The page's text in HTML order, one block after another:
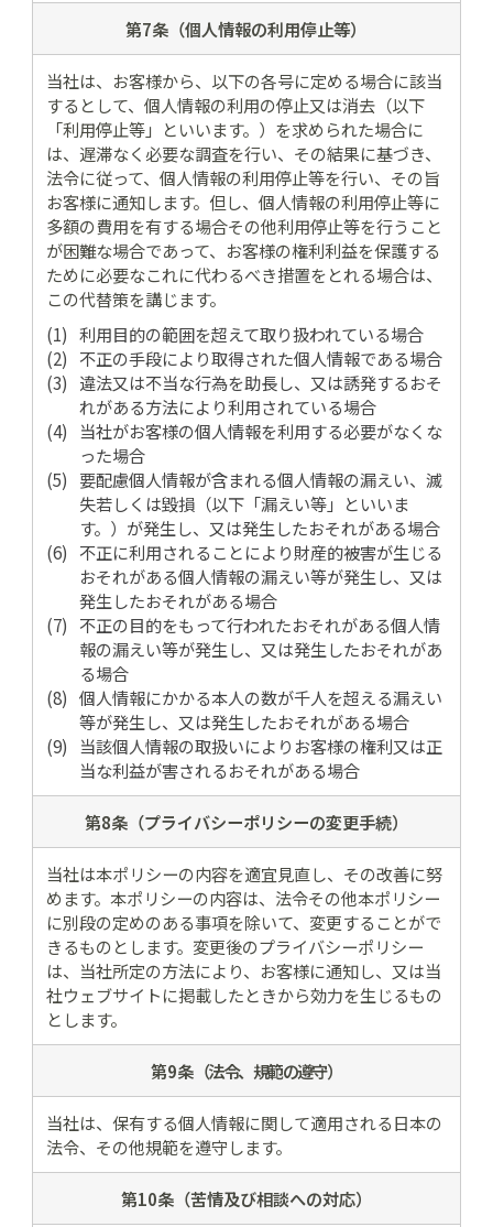
第7条（個人情報の利用停止等）
当社は、お客様から、以下の各号に定める場合に該当
するとして、個人情報の利用の停止又は消去（以下
「利用停止等」といいます。）を求められた場合に
は、遅滞なく必要な調査を行い、その結果に基づき、
法令に従って、個人情報の利用停止等を行い、その旨
お客様に通知します。但し、個人情報の利用停止等に
多額の費用を有する場合その他利用停止等を行うこと
が困難な場合であって、お客様の権利利益を保護する
ために必要なこれに代わるべき措置をとれる場合は、
この代替策を講じます。
利用目的の範囲を超えて取り扱われている場合
不正の手段により取得された個人情報である場合
違法又は不当な行為を助長し、又は誘発するおそ
れがある方法により利用されている場合
当社がお客様の個人情報を利用する必要がなくな
った場合
要配慮個人情報が含まれる個人情報の漏えい、滅
失若しくは毀損（以下「漏えい等」といいま
す。）が発生し、又は発生したおそれがある場合
不正に利用されることにより財産的被害が生じる
おそれがある個人情報の漏えい等が発生し、又は
発生したおそれがある場合
不正の目的をもって行われたおそれがある個人情
報の漏えい等が発生し、又は発生したおそれがあ
る場合
個人情報にかかる本人の数が千人を超える漏えい
等が発生し、又は発生したおそれがある場合
当該個人情報の取扱いによりお客様の権利又は正
当な利益が害されるおそれがある場合
第8条（プライバシーポリシーの変更手続）
当社は本ポリシーの内容を適宜見直し、その改善に努
めます。本ポリシーの内容は、法令その他本ポリシー
に別段の定めのある事項を除いて、変更することがで
きるものとします。変更後のプライバシーポリシー
は、当社所定の方法により、お客様に通知し、又は当
社ウェブサイトに掲載したときから効力を生じるもの
とします。
第9条（法令、規範の遵守）
当社は、保有する個人情報に関して適用される日本の
法令、その他規範を遵守します。
第10条（苦情及び相談への対応）